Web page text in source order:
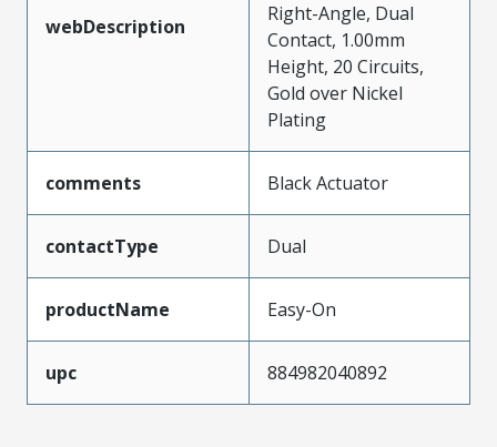
webDescription
Right-Angle, Dual
Contact, 1.00mm
Height, 20 Circuits,
Gold over Nickel
Plating
comments Black Actuator
contactType Dual
productName Easy-On
upc 884982040892